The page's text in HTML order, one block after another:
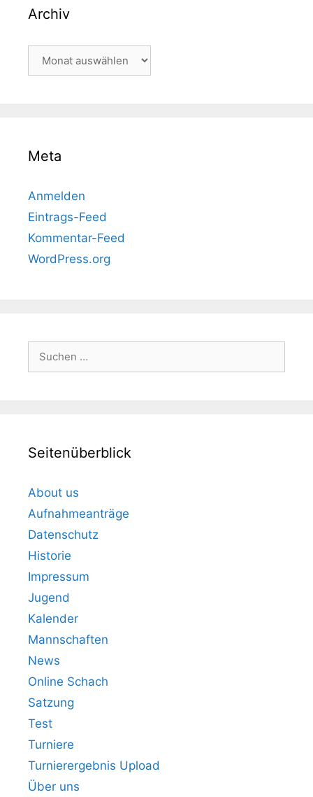
Archiv
Meta
Anmelden
Eintrags-Feed
Kommentar-Feed
WordPress.org
Seitenüberblick
About us
Aufnahmeanträge
Datenschutz
Historie
Impressum
Jugend
Kalender
Mannschaften
News
Online Schach
Satzung
Test
Turniere
Turnierergebnis Upload
Über uns